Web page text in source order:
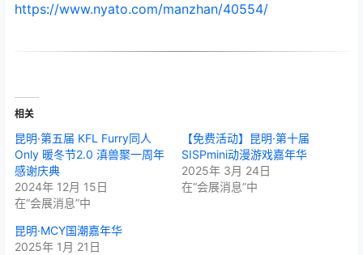
https://www.nyato.com/manzhan/40554/
相关
昆明·第五届 KFL Furry同人
Only 暖冬节2.0 滇兽聚一周年
感谢庆典
2024年 12月 15日
在“会展消息”中
【免费活动】昆明·第十届
SISPmini动漫游戏嘉年华
2025年 3月 24日
在“会展消息”中
昆明·MCY国潮嘉年华
2025年 1月 21日